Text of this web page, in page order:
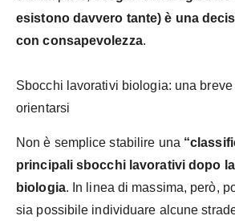
esistono davvero tante) è una
con consapevolezza.
Sbocchi lavorativi biologia: una
orientarsi
Non è semplice stabilire una
principali sbocchi lavorativi dopo
biologia. In linea di massima, però,
sia possibile individuare alcune